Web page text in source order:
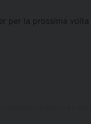
per la prossima